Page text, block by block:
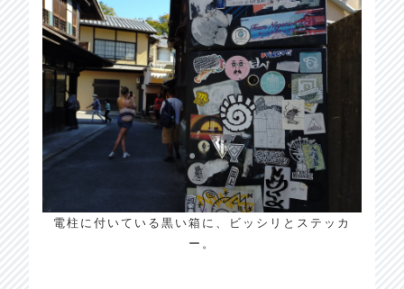
電柱に付いている黒い箱に、ビッシリとステッカ
ー。